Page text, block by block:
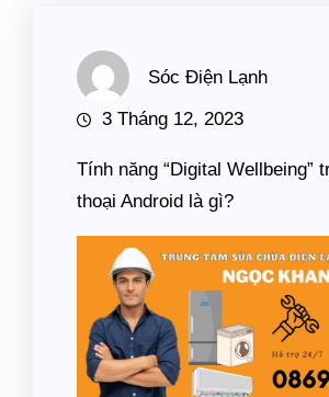
Sóc Điện Lạnh
3 Tháng 12, 2023
Tính năng “Digital Wellbeing”
thoại Android là gì?